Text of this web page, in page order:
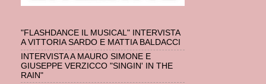
"FLASHDANCE IL MUSICAL" INTERVISTA
A VITTORIA SARDO E MATTIA BALDACCI
INTERVISTA A MAURO SIMONE E
GIUSEPPE VERZICCO "SINGIN' IN THE
RAIN"